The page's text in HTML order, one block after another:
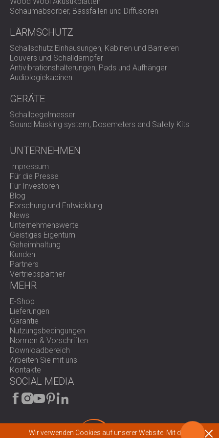
Schaumabsorber, Bassfallen und Diffusoren
LÄRMSCHUTZ
Schallschutz Einhausungen, Kabinen und Barrieren
Louvers und Schalldämpfer
Antivibrationshalterungen, Pads und Aufhänger
Audiologiekabinen
GERÄTE
Schallpegelmesser
Sound Masking system, Dosemeters and Safety Kits
UNTERNEHMEN
Impressum
Für die Presse
Für Investoren
Blog
Forschung und Entwicklung
News
Unternehmenswerte
Geistiges Eigentum
Geheimhaltung
Kunden
Partners
Vertriebspartner
MEHR
E-Shop
Lieferungen
Garantie
Nutzungsbedingungen
Normen & Vorschriften
Downloadbereich
Arbeiten Sie mit uns
Kontakte
SOCIAL MEDIA
Wir verwenden Cookies auf unserer Website. Mit dem